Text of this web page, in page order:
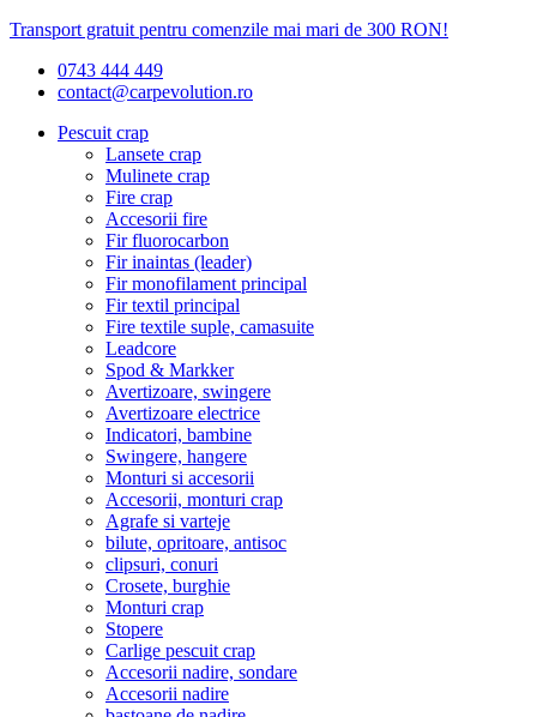
Transport gratuit pentru comenzile mai mari de 300 RON!
0743 444 449
contact@carpevolution.ro
Pescuit crap
Lansete crap
Mulinete crap
Fire crap
Accesorii fire
Fir fluorocarbon
Fir inaintas (leader)
Fir monofilament principal
Fir textil principal
Fire textile suple, camasuite
Leadcore
Spod & Markker
Avertizoare, swingere
Avertizoare electrice
Indicatori, bambine
Swingere, hangere
Monturi si accesorii
Accesorii, monturi crap
Agrafe si varteje
bilute, opritoare, antisoc
clipsuri, conuri
Crosete, burghie
Monturi crap
Stopere
Carlige pescuit crap
Accesorii nadire, sondare
Accesorii nadire